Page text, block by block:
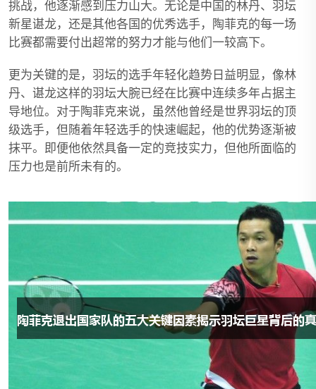
挑战，他逐渐感到压力山大。无论是中国的林丹、羽坛
新星谌龙，还是其他各国的优秀选手，陶菲克的每一场
比赛都需要付出超常的努力才能与他们一较高下。
更为关键的是，羽坛的选手年轻化趋势日益明显，像林
丹、谌龙这样的羽坛大腕已经在比赛中连续多年占据主
导地位。对于陶菲克来说，虽然他曾经是世界羽坛的顶
级选手，但随着年轻选手的快速崛起，他的优势逐渐被
抹平。即便他依然具备一定的竞技实力，但他所面临的
压力也是前所未有的。